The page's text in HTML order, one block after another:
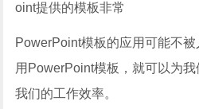
oint提供的模板非常
PowerPoint模板的应用可能不
用PowerPoint模板，就可以为
我们的工作效率。